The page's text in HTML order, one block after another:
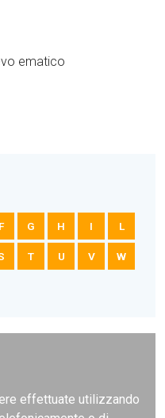
ematico
F G H I L
T U V W
effettuate utilizzando